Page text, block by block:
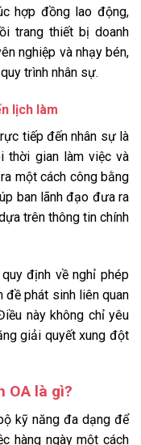
hợp đồng lao động,
trang thiết bị doanh
nghiệp và nhạy bén,
trình nhân sự.
lịch làm
tiếp đến nhân sự là
thời gian làm việc và
một cách công bằng
ban lãnh đạo đưa ra
trên thông tin chính
định về nghỉ phép
đề phát sinh liên quan
này không chỉ yêu
giải quyết xung đột
OA là gì?
kỹ năng đa dạng để
hàng ngày một cách